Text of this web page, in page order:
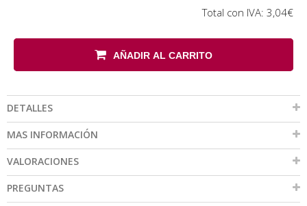
Total con IVA: 3,04€
AÑADIR AL CARRITO
DETALLES
MAS INFORMACIÓN
VALORACIONES
PREGUNTAS